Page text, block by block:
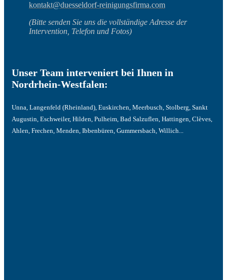
kontakt@duesseldorf-reinigungsfirma.com
(Bitte senden Sie uns die vollständige Adresse der
Intervention, Telefon und Fotos)
Unser Team interveniert bei Ihnen in
Nordrhein-Westfalen:
Unna, Langenfeld (Rheinland), Euskirchen, Meerbusch, Stolberg, Sankt
Augustin, Eschweiler, Hilden, Pulheim, Bad Salzuflen, Hattingen, Clèves,
Ahlen, Frechen, Menden, Ibbenbüren, Gummersbach, Willich...